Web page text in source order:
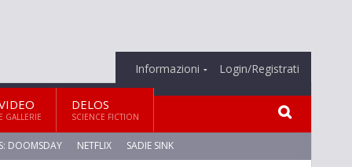
Informazioni Login/Registrati
E GALLERIE
DELOS
SCIENCE FICTION
DOOMSDAY NETFLIX SADIE SINK